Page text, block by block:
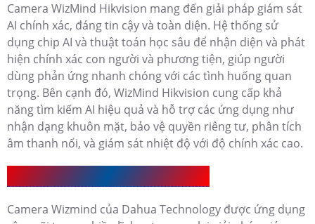
Camera WizMind Hikvision mang đến giải pháp giám sát
AI chính xác, đáng tin cậy và toàn diện. Hệ thống sử
dụng chip AI và thuật toán học sâu để nhận diện và phát
hiện chính xác con người và phương tiện, giúp người
dùng phản ứng nhanh chóng với các tình huống quan
trọng. Bên cạnh đó, WizMind Hikvision cung cấp khả
năng tìm kiếm AI hiệu quả và hỗ trợ các ứng dụng như
nhận dạng khuôn mặt, bảo vệ quyền riêng tư, phân tích
âm thanh nổi, và giám sát nhiệt độ với độ chính xác cao.
Camera Wizmind của Dahua Technology được ứng dụng